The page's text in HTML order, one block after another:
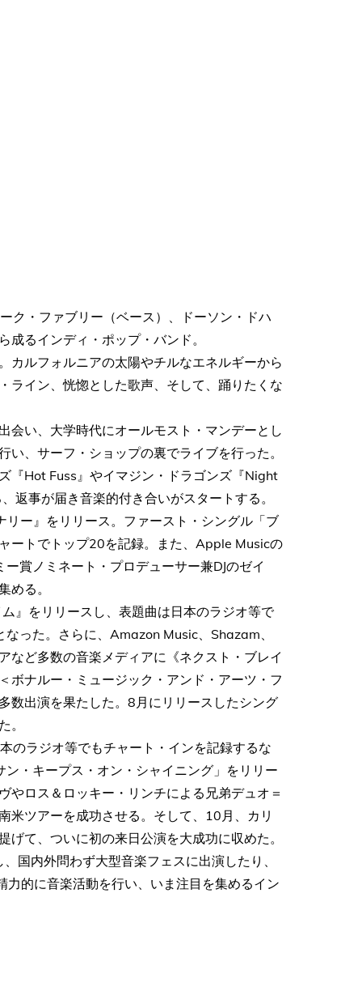
ク・ファブリー（ベース）、ドーソン・ドハ
るインディ・ポップ・バンド。
カルフォルニアの太陽やチルなエネルギーから
ライン、恍惚とした歌声、そして、踊りたくな
会い、大学時代にオールモスト・マンデーとし
、サーフ・ショップの裏でライブを行った。
『Hot Fuss』やイマジン・ドラゴンズ『Night
返事が届き音楽的付き合いがスタートする。
ー』をリリース。ファースト・シングル「ブ
ートでトップ20を記録。また、Apple Musicの
賞ノミネート・プロデューサー兼DJのゼイ
める。
』をリリースし、表題曲は日本のラジオ等で
った。さらに、Amazon Music、Shazam、
ど多数の音楽メディアに《ネクスト・ブレイ
ボナルー・ミュージック・アンド・アーツ・フ
数出演を果たした。8月にリリースしたシング
。
のラジオ等でもチャート・インを記録するな
・キープス・オン・シャイニング」をリリー
やロス＆ロッキー・リンチによる兄弟デュオ＝
米ツアーを成功させる。そして、10月、カリ
て、ついに初の来日公演を大成功に収めた。
国内外問わず大型音楽フェスに出演したり、
的に音楽活動を行い、いま注目を集めるイン